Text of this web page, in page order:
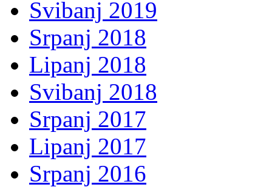
Svibanj 2019
Srpanj 2018
Lipanj 2018
Svibanj 2018
Srpanj 2017
Lipanj 2017
Srpanj 2016